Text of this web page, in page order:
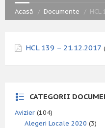
Acasă Documente
HCL 139 – 21.12.2017
CATEGORII
Avizier (104)
Alegeri Locale 2020 (3)